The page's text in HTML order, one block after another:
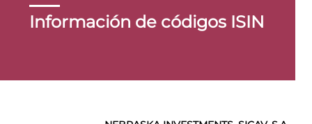
Información de códigos ISIN